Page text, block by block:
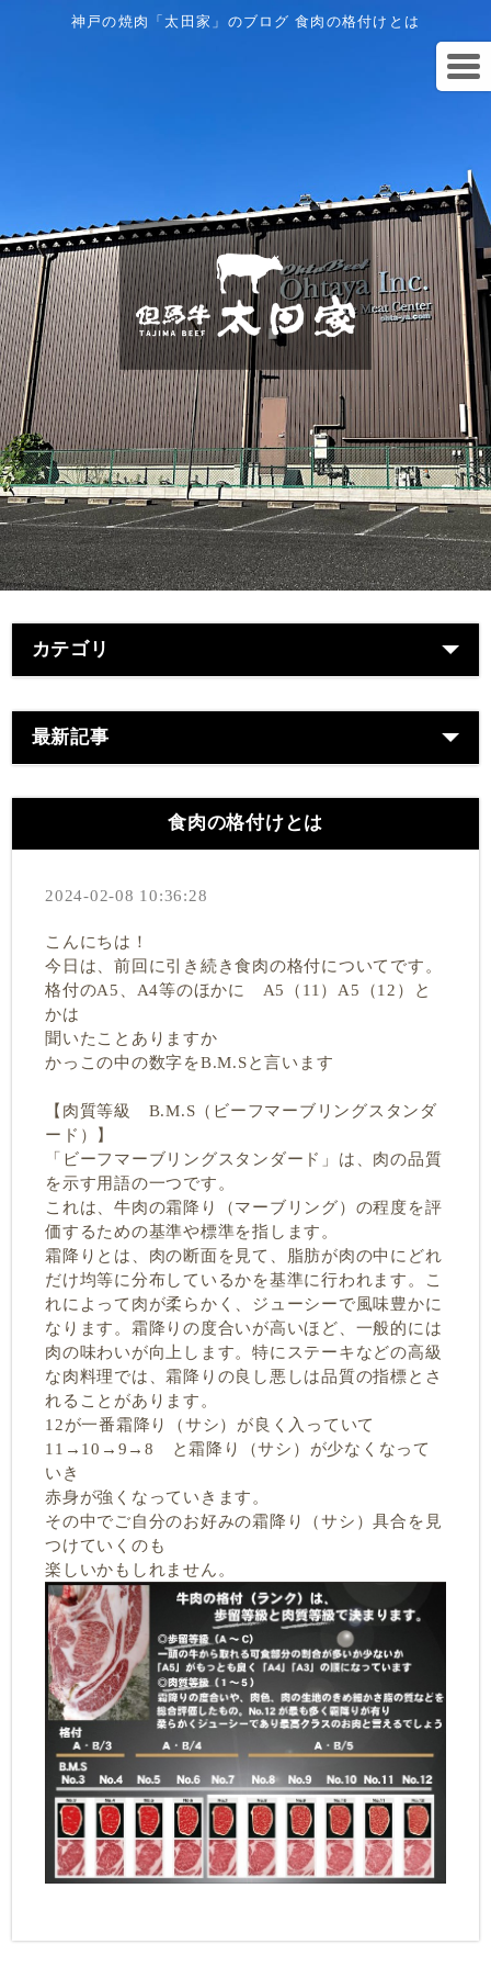
神戸の焼肉「太田家」のブログ 食肉の格付けとは
カテゴリ
最新記事
食肉の格付けとは
2024-02-08 10:36:28
こんにちは！
今日は、前回に引き続き食肉の格付についてです。
格付のA5、A4等のほかに A5（11）A5（12）と
かは
聞いたことありますか
かっこの中の数字をB.M.Sと言います
【肉質等級 B.M.S（ビーフマーブリングスタンダ
ード）】
「ビーフマーブリングスタンダード」は、肉の品質
を示す用語の一つです。
これは、牛肉の霜降り（マーブリング）の程度を評
価するための基準や標準を指します。
霜降りとは、肉の断面を見て、脂肪が肉の中にどれ
だけ均等に分布しているかを基準に行われます。こ
れによって肉が柔らかく、ジューシーで風味豊かに
なります。霜降りの度合いが高いほど、一般的には
肉の味わいが向上します。特にステーキなどの高級
な肉料理では、霜降りの良し悪しは品質の指標とさ
れることがあります。
12が一番霜降り（サシ）が良く入っていて
11→10→9→8 と霜降り（サシ）が少なくなって
いき
赤身が強くなっていきます。
その中でご自分のお好みの霜降り（サシ）具合を見
つけていくのも
楽しいかもしれません。